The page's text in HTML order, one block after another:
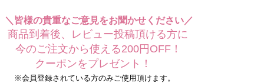
＼皆様の貴重なご意見をお聞かせください／
商品到着後、レビュー投稿頂ける方に
今のご注文から使える200円OFF！
クーポンをプレゼント！
※会員登録されている方のみご使用頂けます。